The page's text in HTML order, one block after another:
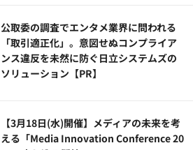
公​​取委の調査でエンタメ業界に問われる
「取引適正化」。意図せぬコンプライア
ンス違反を未然に防ぐ日立システムズの
ソリューション​【PR】
【3月18日(水)開催】メディアの未来を考
える「Media Innovation Conference 20